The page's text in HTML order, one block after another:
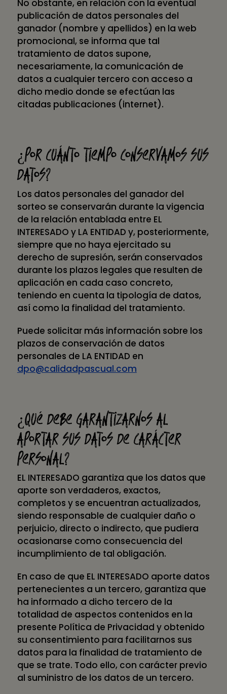
No obstante, en relación con la eventual
publicación de datos personales del
ganador (nombre y apellidos) en la web
promocional, se informa que tal
tratamiento de datos supone,
necesariamente, la comunicación de
datos a cualquier tercero con acceso a
dicho medio donde se efectúan las
citadas publicaciones (internet).
¿Por cuánto tiempo conservamos sus
datos?
Los datos personales del ganador del
sorteo se conservarán durante la vigencia
de la relación entablada entre EL
INTERESADO y LA ENTIDAD y, posteriormente,
siempre que no haya ejercitado su
derecho de supresión, serán conservados
durante los plazos legales que resulten de
aplicación en cada caso concreto,
teniendo en cuenta la tipología de datos,
así como la finalidad del tratamiento.
Puede solicitar más información sobre los
plazos de conservación de datos
personales de LA ENTIDAD en
dpo@calidadpascual.com
¿Qué debe garantizarnos al
aportar sus datos de carácter
personal?
EL INTERESADO garantiza que los datos que
aporte son verdaderos, exactos,
completos y se encuentran actualizados,
siendo responsable de cualquier daño o
perjuicio, directo o indirecto, que pudiera
ocasionarse como consecuencia del
incumplimiento de tal obligación.
En caso de que EL INTERESADO aporte datos
pertenecientes a un tercero, garantiza que
ha informado a dicho tercero de la
totalidad de aspectos contenidos en la
presente Política de Privacidad y obtenido
su consentimiento para facilitarnos sus
datos para la finalidad de tratamiento de
que se trate. Todo ello, con carácter previo
al suministro de los datos de un tercero.